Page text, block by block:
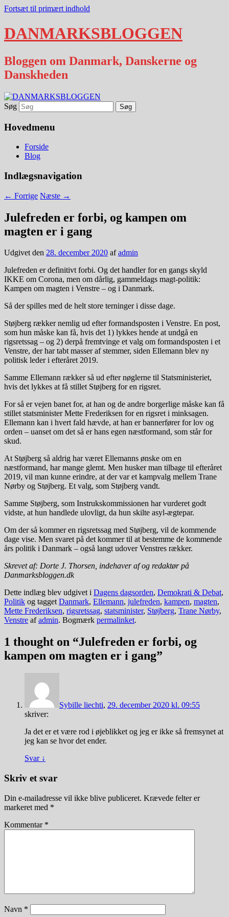
Fortsæt til primært indhold
DANMARKSBLOGGEN
Bloggen om Danmark, Danskerne og
Danskheden
Søg
Hovedmenu
Forside
Blog
Indlægsnavigation
← Forrige Næste →
Julefreden er forbi, og kampen om
magten er i gang
Udgivet den 28. december 2020 afadmin
Julefreden er definitivt forbi. Og det handler for en gangs skyld
IKKE om Corona, men om dårlig, gammeldags magt-politik:
Kampen om magten i Venstre – og i Danmark.
Så der spilles med de helt store terninger i disse dage.
Støjberg rækker nemlig ud efter formandsposten i Venstre. En post,
som hun måske kan få, hvis det 1) lykkes hende at undgå en
rigsretssag – og 2) derpå fremtvinge et valg om formandsposten i et
Venstre, der har tabt masser af stemmer, siden Ellemann blev ny
politisk leder i efteråret 2019.
Samme Ellemann rækker så ud efter nøglerne til Statsministeriet,
hvis det lykkes at få stillet Støjberg for en rigsret.
For så er vejen banet for, at han og de andre borgerlige måske kan få
stillet statsminister Mette Frederiksen for en rigsret i minksagen.
Ellemann kan i hvert fald hævde, at han er bannerfører for lov og
orden – uanset om det så er hans egen næstformand, som står for
skud.
At Støjberg så aldrig har været Ellemanns ønske om en
næstformand, har mange glemt. Men husker man tilbage til efteråret
2019, vil man kunne erindre, at der var et kampvalg mellem Trane
Nørby og Støjberg. Et valg, som Støjberg vandt.
Samme Støjberg, som Instrukskommissionen har vurderet godt
vidste, at hun handlede ulovligt, da hun skilte asyl-ægtepar.
Om der så kommer en rigsretssag med Støjberg, vil de kommende
dage vise. Men svaret på det kommer til at bestemme de kommende
års politik i Danmark – også langt udover Venstres rækker.
Skrevet af: Dorte J. Thorsen, indehaver af og redaktør på
Danmarksbloggen.dk
Dette indlæg blev udgivet i Dagens dagsorden, Demokrati & Debat,
Politik og taggetDanmark, Ellemann, julefreden, kampen, magten,
Mette Frederiksen, rigsretssag, statsminister, Støjberg, Trane Nørby,
Venstre afadmin. Bogmærk permalinket.
1 thought on “Julefreden er forbi, og
kampen om magten er i gang”
Sybille liechti, 29. december 2020 kl. 09:55
skriver:
Ja det er et være rod i øjeblikket og jeg er ikke så fremsynet at
jeg kan se hvor det ender.
Svar ↓
Skriv et svar
Din e-mailadresse vil ikke blive publiceret. Krævede felter er
markeret med *
Kommentar *
Navn *